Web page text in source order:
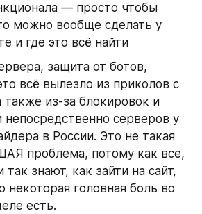
— просто чтобы
можно вообще сделать у
и где это всё найти
защита от ботов,
всё вылезло из приколов с
также из-за блокировок и
непосредственно серверов у
в России. Это не такая
проблема, потому как все,
так знают, как зайти на сайт,
некоторая головная боль во
есть.